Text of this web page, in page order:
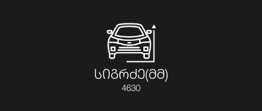
სიგრძე(მმ)
4630